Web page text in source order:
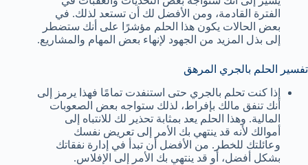
الفترة القادمة، ومن الأفضل لك أن تستعد لذلك. في
بعض الحالات يكون هذا الحلم مؤشرًا على أنك ستضطر
إلى بذل المزيد من الجهود لإنهاء بعض المهام والمشاريع.
تفسير الحلم بالجري المرهق
إذا كنت تحلم بالجري حتى استنفدت تمامًا فهذا يرمز إلى
أنك تنفق مالك بإفراط، لذلك ستواجه بعض الصعوبات
المالية. وهذا الحلم يعد بمثابة تحذير لك للانتباه إلى
أموالك لأنه قد ينتهي بك الأمر إلى تعريض نفسك
وعائلتك للخطر. من الأفضل أن تبدأ في إدارة نفقاتك
بشكل أفضل، أو قد ينتهي بك الأمر إلى الإفلاس.